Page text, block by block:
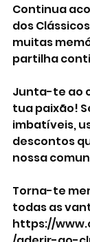
Continua
dos
muitas
partilha
Junta-te ao
tua paixão!
imbatíveis,
descontos
nossa
Torna-te
todas as
https://